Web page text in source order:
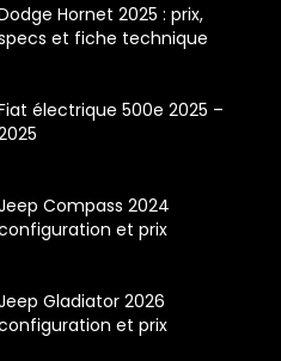
Hornet 2025 : prix,
et fiche technique
électrique 500e 2025 –
Compass 2024
et prix
Gladiator 2026
et prix